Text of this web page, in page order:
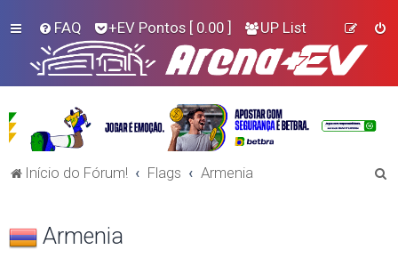
FAQ +EV Pontos [ 0.00 ] UP List
Início do Fórum! Flags Armenia
Armenia